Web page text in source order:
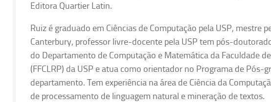
Editora Quartier Latin.
Ruiz é graduado em Ciências de Computação pela USP, mestre
Canterbury, professor livre-docente pela USP tem pós-
do Departamento de Computação e Matemática da Faculdade
(FFCLRP) da USP e atua como orientador no Programa de Pós-
departamento. Tem experiência na área de Ciência da
de processamento de linguagem natural e mineração de textos.